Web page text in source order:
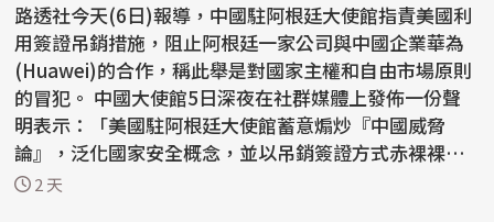
路透社今天(6日)報導，中國駐阿根廷大使館指責美國利
用簽證吊銷措施，阻止阿根廷一家公司與中國企業華為
(Huawei)的合作，稱此舉是對國家主權和自由市場原則
的冒犯。 中國大使館5日深夜在社群媒體上發佈一份聲
明表示：「美國駐阿根廷大使館蓄意煽炒『中國威脅
論』，泛化國家安全概念，並以吊銷簽證方式赤裸裸阻
止正常...
2 天